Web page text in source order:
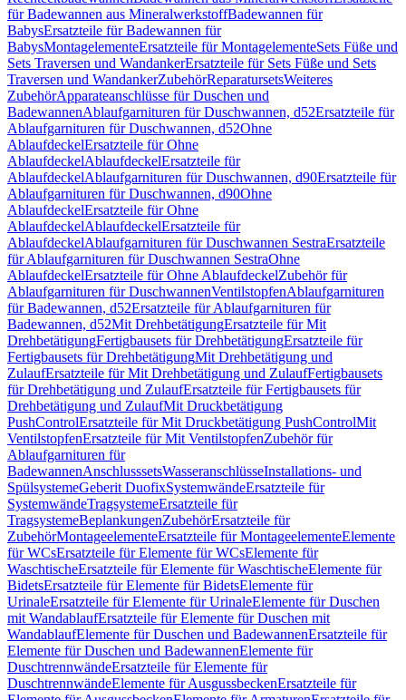
für Badewannen aus MineralwerkstoffBadewannen für
BabysErsatzteile für Badewannen für
BabysMontagelementeErsatzteile für MontagelementeSets Füße und
Sets Traversen und WandankerErsatzteile für Sets Füße und Sets
Traversen und WandankerZubehörReparatursetsWeiteres
ZubehörApparateanschlüsse für Duschen und
BadewannenAblaufgarnituren für Duschwannen, d52Ersatzteile für
Ablaufgarnituren für Duschwannen, d52Ohne
AblaufdeckelErsatzteile für Ohne
AblaufdeckelAblaufdeckelErsatzteile für
AblaufdeckelAblaufgarnituren für Duschwannen, d90Ersatzteile für
Ablaufgarnituren für Duschwannen, d90Ohne
AblaufdeckelErsatzteile für Ohne
AblaufdeckelAblaufdeckelErsatzteile für
AblaufdeckelAblaufgarnituren für Duschwannen SestraErsatzteile
für Ablaufgarnituren für Duschwannen SestraOhne
AblaufdeckelErsatzteile für Ohne AblaufdeckelZubehör für
Ablaufgarnituren für DuschwannenVentilstopfenAblaufgarnituren
für Badewannen, d52Ersatzteile für Ablaufgarnituren für
Badewannen, d52Mit DrehbetätigungErsatzteile für Mit
DrehbetätigungFertigbausets für DrehbetätigungErsatzteile für
Fertigbausets für DrehbetätigungMit Drehbetätigung und
ZulaufErsatzteile für Mit Drehbetätigung und ZulaufFertigbausets
für Drehbetätigung und ZulaufErsatzteile für Fertigbausets für
Drehbetätigung und ZulaufMit Druckbetätigung
PushControlErsatzteile für Mit Druckbetätigung PushControlMit
VentilstopfenErsatzteile für Mit VentilstopfenZubehör für
Ablaufgarnituren für
BadewannenAnschlusssetsWasseranschlüsseInstallations- und
SpülsystemeGeberit DuofixSystemwändeErsatzteile für
SystemwändeTragsystemeErsatzteile für
TragsystemeBeplankungenZubehörErsatzteile für
ZubehörMontageelementeErsatzteile für MontageelementeElemente
für WCsErsatzteile für Elemente für WCsElemente für
WaschtischeErsatzteile für Elemente für WaschtischeElemente für
BidetsErsatzteile für Elemente für BidetsElemente für
UrinaleErsatzteile für Elemente für UrinaleElemente für Duschen
mit WandablaufErsatzteile für Elemente für Duschen mit
WandablaufElemente für Duschen und BadewannenErsatzteile für
Elemente für Duschen und BadewannenElemente für
DuschtrennwändeErsatzteile für Elemente für
DuschtrennwändeElemente für AusgussbeckenErsatzteile für